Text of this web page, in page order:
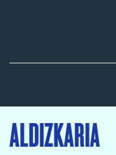
ALDIZKARIA